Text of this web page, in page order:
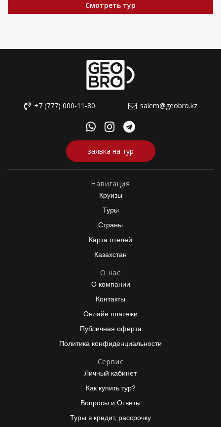
Смотреть тур
+7 (777) 000-11-80 salem@geobro.kz
заявка на тур
Навигация
Круизы
Туры
Страны
Карта отелей
Казахстан
О нас
О компании
Контакты
Онлайн платежи
Публичная оферта
Политика конфиденциальности
Сервис
Личный кабинет
Как купить тур?
Вопросы и Ответы
Туры в кредит, рассрочку